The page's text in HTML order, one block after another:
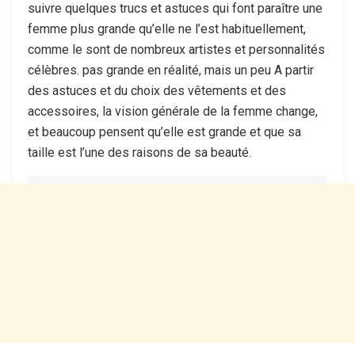
suivre quelques trucs et astuces qui font paraître une
femme plus grande qu’elle ne l’est habituellement,
comme le sont de nombreux artistes et personnalités
célèbres. pas grande en réalité, mais un peu A partir
des astuces et du choix des vêtements et des
accessoires, la vision générale de la femme change,
et beaucoup pensent qu’elle est grande et que sa
taille est l’une des raisons de sa beauté.